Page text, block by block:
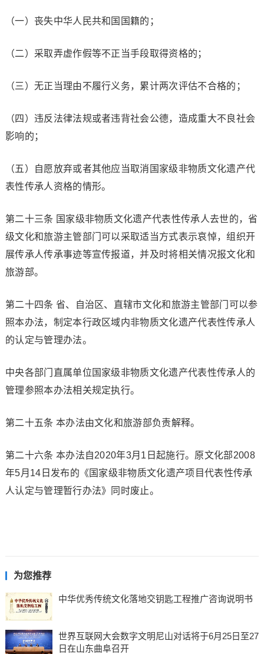
（一）丧失中华人民共和国国籍的；
（二）采取弄虚作假等不正当手段取得资格的；
（三）无正当理由不履行义务，累计两次评估不合格的；
（四）违反法律法规或者违背社会公德，造成重大不良社会
影响的；
（五）自愿放弃或者其他应当取消国家级非物质文化遗产代
表性传承人资格的情形。
第二十三条 国家级非物质文化遗产代表性传承人去世的，省
级文化和旅游主管部门可以采取适当方式表示哀悼，组织开
展传承人传承事迹等宣传报道，并及时将相关情况报文化和
旅游部。
第二十四条 省、自治区、直辖市文化和旅游主管部门可以参
照本办法，制定本行政区域内非物质文化遗产代表性传承人
的认定与管理办法。
中央各部门直属单位国家级非物质文化遗产代表性传承人的
管理参照本办法相关规定执行。
第二十五条 本办法由文化和旅游部负责解释。
第二十六条 本办法自2020年3月1日起施行。原文化部2008
年5月14日发布的《国家级非物质文化遗产项目代表性传承
人认定与管理暂行办法》同时废止。
为您推荐
中华优秀传统文化落地交钥匙工程推广咨询说明书
世界互联网大会数字文明尼山对话将于6月25日至27
日在山东曲阜召开